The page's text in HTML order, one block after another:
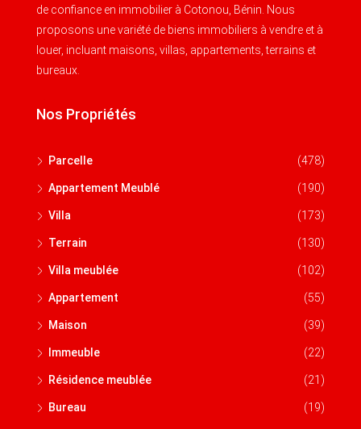
de confiance en immobilier à Cotonou, Bénin. Nous
proposons une variété de biens immobiliers à vendre et à
louer, incluant maisons, villas, appartements, terrains et
bureaux.
Nos Propriétés
Parcelle (478)
Appartement Meublé (190)
Villa (173)
Terrain (130)
Villa meublée (102)
Appartement (55)
Maison (39)
Immeuble (22)
Résidence meublée (21)
Bureau (19)